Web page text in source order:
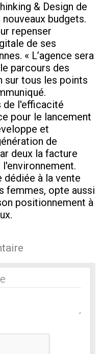
& Design de
budgets.
repenser
de ses
« L’agence sera
parcours des
sur tous les points
de l'efficacité
pour le lancement
et
de
deux la facture
dédiée à la vente
femmes, opte aussi
positionnement à